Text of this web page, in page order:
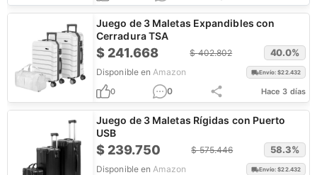
Juego de 3 Maletas Expandibles con
Cerradura TSA
$ 241.668 $402.802 40.0%
Disponible en Amazon Envío: $22.432
0 0 Hace 3 días
Juego de 3 Maletas Rígidas con Puerto
USB
$ 239.750 $575.446 58.3%
Disponible en Amazon Envío: $22.432